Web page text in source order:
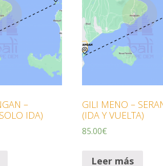
–
IDA)
GILI MENO –
(IDA Y VUELTA)
85.00€
Leer más